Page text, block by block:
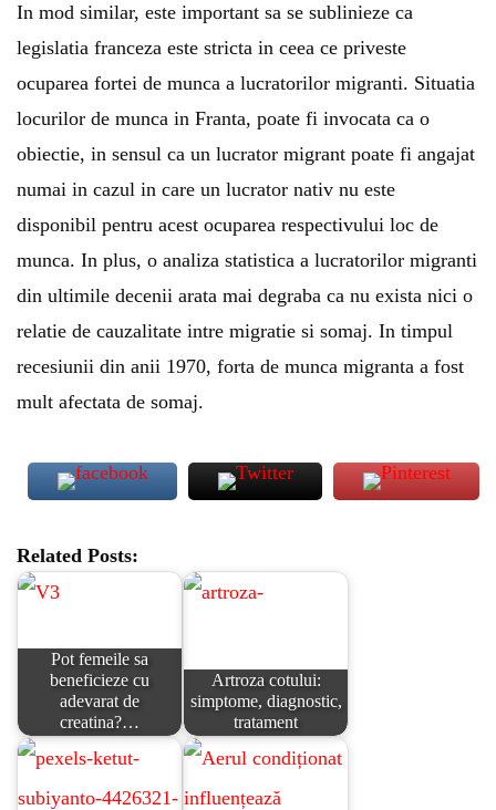
In mod similar, este important sa se sublinieze ca
legislatia franceza este stricta in ceea ce priveste
ocuparea fortei de munca a lucratorilor migranti. Situatia
locurilor de munca in Franta, poate fi invocata ca o
obiectie, in sensul ca un lucrator migrant poate fi angajat
numai in cazul in care un lucrator nativ nu este
disponibil pentru acest ocuparea respectivului loc de
munca. In plus, o analiza statistica a lucratorilor migranti
din ultimile decenii arata mai degraba ca nu exista nici o
relatie de cauzalitate intre migratie si somaj. In timpul
recesiunii din anii 1970, forta de munca migranta a fost
mult afectata de somaj.
Related Posts:
Pot femeile sa
beneficieze cu
adevarat de
creatina?…
Artroza cotului:
simptome, diagnostic,
tratament